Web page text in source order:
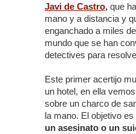
Javi de Castro, que
mano y a distancia y
enganchado a miles
mundo que se han
detectives para
Este primer acertijo
un hotel, en ella
sobre un charco de
la mano. El objetivo
un asesinato o un